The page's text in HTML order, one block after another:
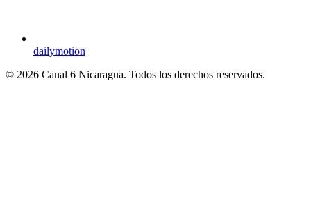
dailymotion
© 2026 Canal 6 Nicaragua. Todos los derechos reservados.